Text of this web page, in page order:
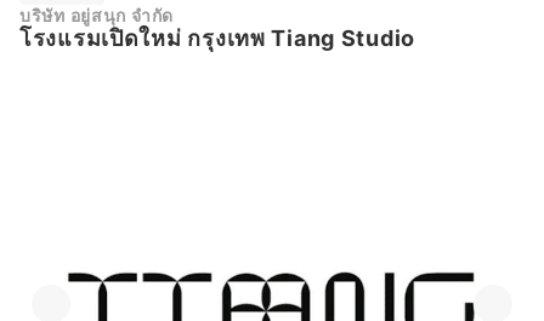
บริษัท อยู่สนุก จำกัด
โรงแรมเปิดใหม่ กรุงเทพ Tiang Studio